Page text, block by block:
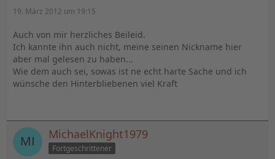
19. März 2012 um 19:15
Auch von mir herzliches Beileid.
Ich kannte ihn auch nicht, meine seinen Nickname hier
aber mal gelesen zu haben...
Wie dem auch sei, sowas ist ne echt harte Sache und ich
wünsche den Hinterbliebenen viel Kraft
MichaelKnight1979
Fortgeschrittener